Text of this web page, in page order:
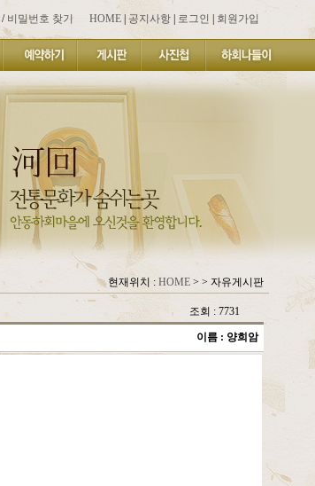
/ 비밀번호 찾기 HOME 공지사항 로그인 회원가입
현재위치 :HOME > > 자유게시판
조회 : 7731
이름 : 양희암